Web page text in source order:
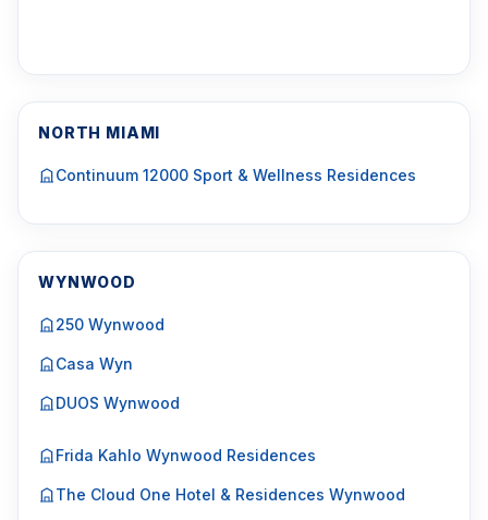
NORTH MIAMI
Continuum 12000 Sport & Wellness Residences
WYNWOOD
250 Wynwood
Casa Wyn
DUOS Wynwood
Frida Kahlo Wynwood Residences
The Cloud One Hotel & Residences Wynwood